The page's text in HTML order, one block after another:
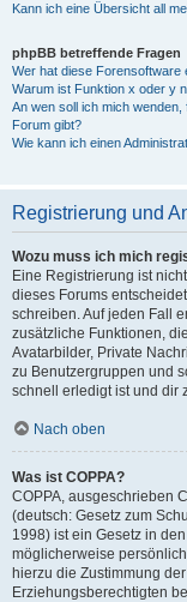
Kann ich eine Übersicht all
phpBB betreffende Fragen
Wer hat diese Forensoftware
Warum ist Funktion x oder y
An wen soll ich mich
Forum gibt?
Wie kann ich einen
Registrierung und
Wozu muss ich mich
Eine Registrierung ist
dieses Forums
schreiben. Auf jeden Fall
zusätzliche Funktionen,
Avatarbilder, Private
zu Benutzergruppen und
schnell erledigt ist und dir
Nach oben
Was ist COPPA?
COPPA, ausgeschrieben
(deutsch: Gesetz zum
1998) ist ein Gesetz in
möglicherweise
hierzu die Zustimmung
Erziehungsberechtigten